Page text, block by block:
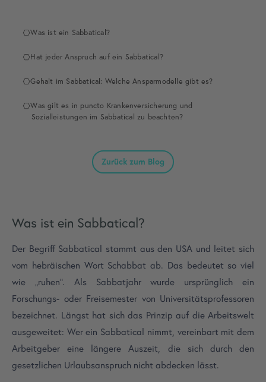
Was ist ein Sabbatical?
Hat jeder Anspruch auf ein Sabbatical?
Gehalt im Sabbatical: Welche Ansparmodelle gibt es?
Was gilt es in puncto Krankenversicherung und
Sozialleistungen im Sabbatical zu beachten?
Zurück zum Blog
Was ist ein Sabbatical?
Der Begriff Sabbatical stammt aus den USA und leitet sich
vom hebräischen Wort Schabbat ab. Das bedeutet so viel
wie „ruhen“. Als Sabbatjahr wurde ursprünglich ein
Forschungs- oder Freisemester von Universitätsprofessoren
bezeichnet. Längst hat sich das Prinzip auf die Arbeitswelt
ausgeweitet: Wer ein Sabbatical nimmt, vereinbart mit dem
Arbeitgeber eine längere Auszeit, die sich durch den
gesetzlichen Urlaubsanspruch nicht abdecken lässt.